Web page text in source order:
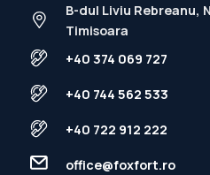
B-dul Liviu Rebreanu,
Timisoara
+40 374 069 727
+40 744 562 533
+40 722 912 222
office@foxfort.ro